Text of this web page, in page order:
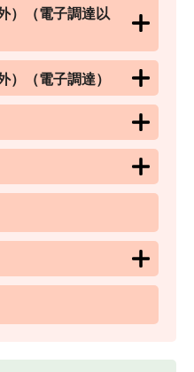
）（電子調達以
）（電子調達）